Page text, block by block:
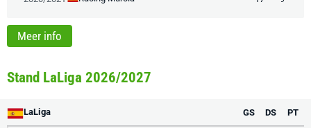
Meer info
Stand LaLiga 2026/2027
LaLiga GS DS PT